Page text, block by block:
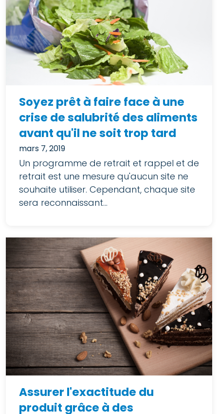
Soyez prêt à faire face à une
crise de salubrité des aliments
avant qu'il ne soit trop tard
mars 7, 2019
Un programme de retrait et rappel et de
retrait est une mesure qu'aucun site ne
souhaite utiliser. Cependant, chaque site
sera reconnaissant...
Assurer l'exactitude du
produit grâce à des